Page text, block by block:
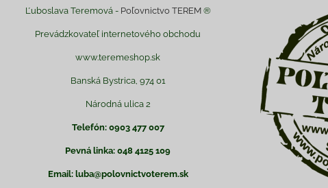
Ľuboslava Teremová - Poľovnictvo TEREM®
Prevádzkovateľ internetového obchodu
www.teremeshop.sk
Banská Bystrica, 974 01
Národná ulica 2
Telefón: 0903 477 007
Pevná linka: 048 4125 109
Email: luba@polovnictvoterem.sk